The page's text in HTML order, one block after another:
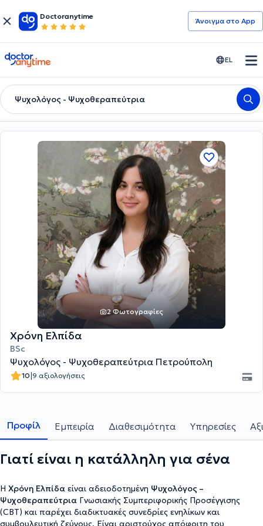
Doctoranytime
Άνοιγμα στο App
doctoranytime EL
Ψυχολόγος - Ψυχοθεραπεύτρια
2 Φωτογραφίες
Χρόνη Ελπίδα
BSc
Ψυχολόγος - Ψυχοθεραπεύτρια Πετρούπολη
10|9 αξιολογήσεις
Προφίλ Εμπειρία Διαθεσιμότητα Υπηρεσίες
Γιατί είναι η κατάλληλη για σένα
Η Χρόνη Ελπίδα είναι αδειοδοτημένη Ψυχολόγος –
Ψυχοθεραπεύτρια Γνωσιακής Συμπεριφορικής Προσέγγισης
(CBT) και παρέχει διαδικτυακές συνεδρίες ενηλίκων και
συμβουλευτική ζεύγους. Είναι αριστούχος απόφοιτη του